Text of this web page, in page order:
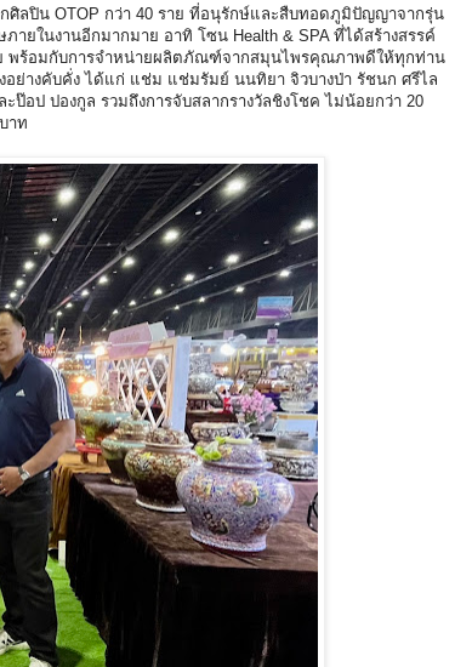
ลปิน OTOP กว่า 40 ราย ที่อนุรักษ์และสืบทอดภูมิปัญญาจากรุ่น
ยในงานอีกมากมาย อาทิ โซน Health & SPA ที่ได้สร้างสรรค์
พร้อมกับการจำหน่ายผลิตภัณฑ์จากสมุนไพรคุณภาพดีให้ทุกท่าน
ย่างคับคั่ง ได้แก่ แช่ม แช่มรัมย์ นนทิยา จิวบางป่า รัชนก ศรีไล
ป ปองกูล รวมถึงการจับสลากรางวัลชิงโชค ไม่น้อยกว่า 20
าท